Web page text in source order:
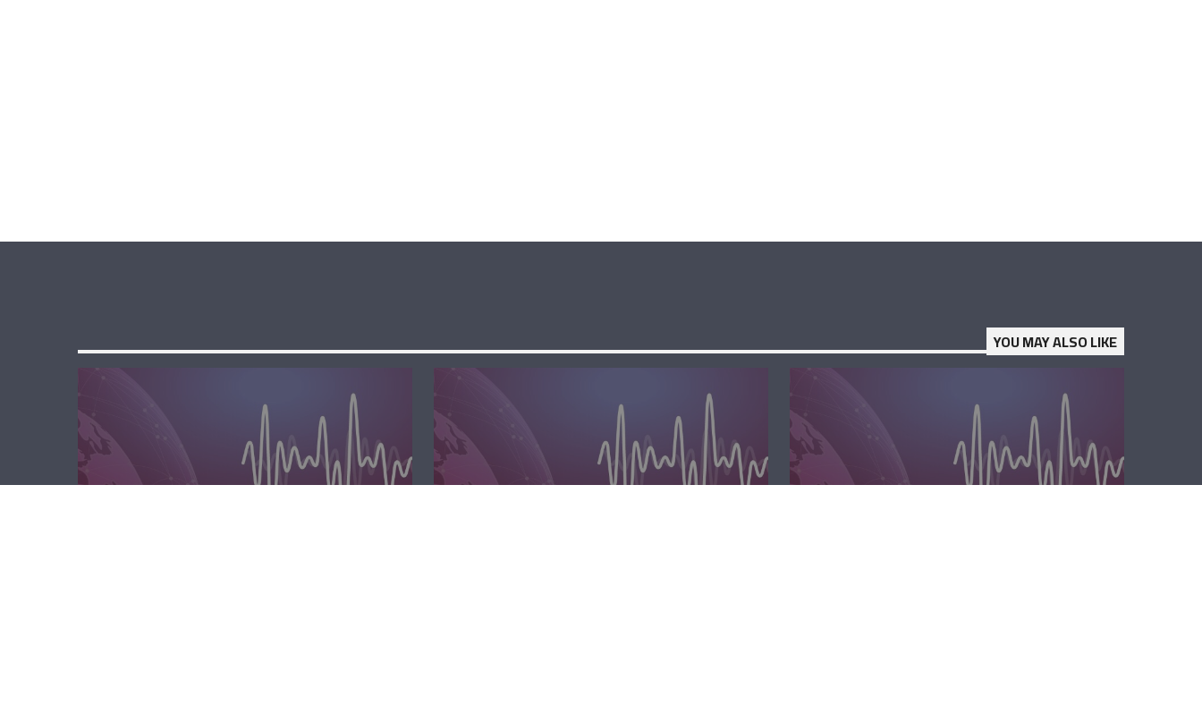
YOU MAY ALSO LIKE